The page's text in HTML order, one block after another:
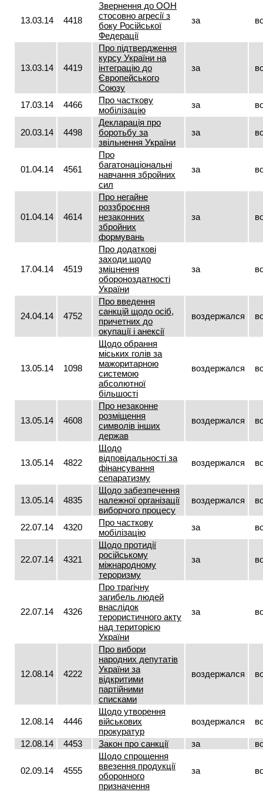
13.03.14 4418
Звернення до ООН
стосовно агресії з
боку Російської
Федерації
за
13.03.14 4419
Про підтвердження
курсу України на
інтеграцію до
Європейського
Союзу
за
17.03.14 4466
Про часткову
мобілізацію
за
20.03.14 4498
Декларація про
боротьбу за
звільнення України
за
01.04.14 4561
Про
багатонаціональні
навчання збройних
сил
за
01.04.14 4614
Про негайне
роззброєння
незаконних
збройних
формувань
за
17.04.14 4519
Про додаткові
заходи щодо
зміцнення
обороноздатності
України
за
24.04.14 4752
Про введення
санкцій щодо осіб,
причетних до
окупації і анексії
воздержался
13.05.14 1098
Щодо обрання
міських голів за
мажоритарною
системою
абсолютної
більшості
воздержался
13.05.14 4608
Про незаконне
розміщення
символів інших
держав
воздержался
13.05.14 4822
Щодо
відповідальності за
фінансування
сепаратизму
воздержался
13.05.14 4835
Щодо забезпечення
належної організації
виборчого процесу
воздержался
22.07.14 4320
Про часткову
мобілізацію
за
22.07.14 4321
Щодо протидії
російському
міжнародному
тероризму
за
22.07.14 4326
Про трагічну
загибель людей
внаслідок
терористичного акту
над територією
України
за
12.08.14 4222
Про вибори
народних депутатів
України за
відкритими
партійними
списками
воздержался
12.08.14 4446
Щодо утворення
військових
прокуратур
воздержался
12.08.14 4453 Закон про санкції за
02.09.14 4555
Щодо спрощення
ввезення продукції
оборонного
призначення
за